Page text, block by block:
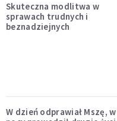
Skuteczna modlitwa w
sprawach trudnych i
beznadziejnych
W dzień odprawiał Mszę, w